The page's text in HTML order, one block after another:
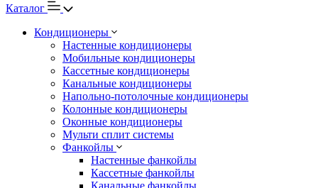
Каталог
Кондиционеры
Настенные кондиционеры
Мобильные кондиционеры
Кассетные кондиционеры
Канальные кондиционеры
Напольно-потолочные кондиционеры
Колонные кондиционеры
Оконные кондиционеры
Мульти сплит системы
Фанкойлы
Настенные фанкойлы
Кассетные фанкойлы
Канальные фанкойлы